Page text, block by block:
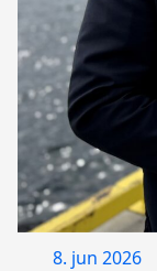
8. jun 2026